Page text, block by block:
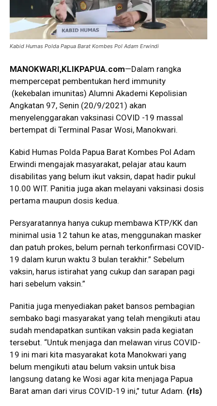
Kabid Humas Polda Papua Barat Kombes Pol Adam Erwindi
MANOKWARI,KLIKPAPUA.com—Dalam rangka
mempercepat pembentukan herd immunity
(kekebalan imunitas) Alumni Akademi Kepolisian
Angkatan 97, Senin (20/9/2021) akan
menyelenggarakan vaksinasi COVID -19 massal
bertempat di Terminal Pasar Wosi, Manokwari.
Kabid Humas Polda Papua Barat Kombes Pol Adam
Erwindi mengajak masyarakat, pelajar atau kaum
disabilitas yang belum ikut vaksin, dapat hadir pukul
10.00 WIT. Panitia juga akan melayani vaksinasi dosis
pertama maupun dosis kedua.
Persyaratannya hanya cukup membawa KTP/KK dan
minimal usia 12 tahun ke atas, menggunakan masker
dan patuh prokes, belum pernah terkonfirmasi COVID-
19 dalam kurun waktu 3 bulan terakhir.” Sebelum
vaksin, harus istirahat yang cukup dan sarapan pagi
hari sebelum vaksin.”
Panitia juga menyediakan paket bansos pembagian
sembako bagi masyarakat yang telah mengikuti atau
sudah mendapatkan suntikan vaksin pada kegiatan
tersebut. “Untuk menjaga dan melawan virus COVID-
19 ini mari kita masyarakat kota Manokwari yang
belum mengikuti atau belum vaksin untuk bisa
langsung datang ke Wosi agar kita menjaga Papua
Barat aman dari virus COVID-19 ini,” tutur Adam. (rls)